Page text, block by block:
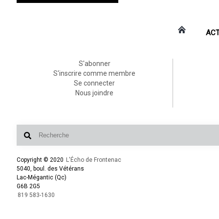
S'abonner
S'inscrire comme membre
Se connecter
Nous joindre
Copyright © 2020 L'Écho de Frontenac
5040, boul. des Vétérans
Lac-Mégantic (Qc)
G6B 2G5
819 583-1630